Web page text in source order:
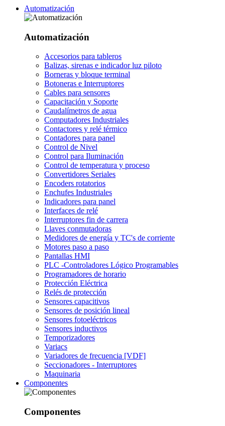
Automatización
Automatización
Accesorios para tableros
Balizas, sirenas e indicador luz piloto
Borneras y bloque terminal
Botoneras e Interruptores
Cables para sensores
Capacitación y Soporte
Caudalímetros de agua
Computadores Industriales
Contactores y relé térmico
Contadores para panel
Control de Nivel
Control para Iluminación
Control de temperatura y proceso
Convertidores Seriales
Encoders rotatorios
Enchufes Industriales
Indicadores para panel
Interfaces de relé
Interruptores fin de carrera
Llaves conmutadoras
Medidores de energía y TC's de corriente
Motores paso a paso
Pantallas HMI
PLC -Controladores Lógico Programables
Programadores de horario
Protección Eléctrica
Relés de protección
Sensores capacitivos
Sensores de posición lineal
Sensores fotoeléctricos
Sensores inductivos
Temporizadores
Variacs
Variadores de frecuencia [VDF]
Seccionadores - Interruptores
Maquinaria
Componentes
Componentes